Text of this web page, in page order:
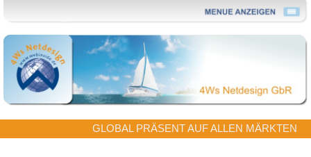
GLOBAL PRÄSENT AUF ALLEN MÄRKTEN